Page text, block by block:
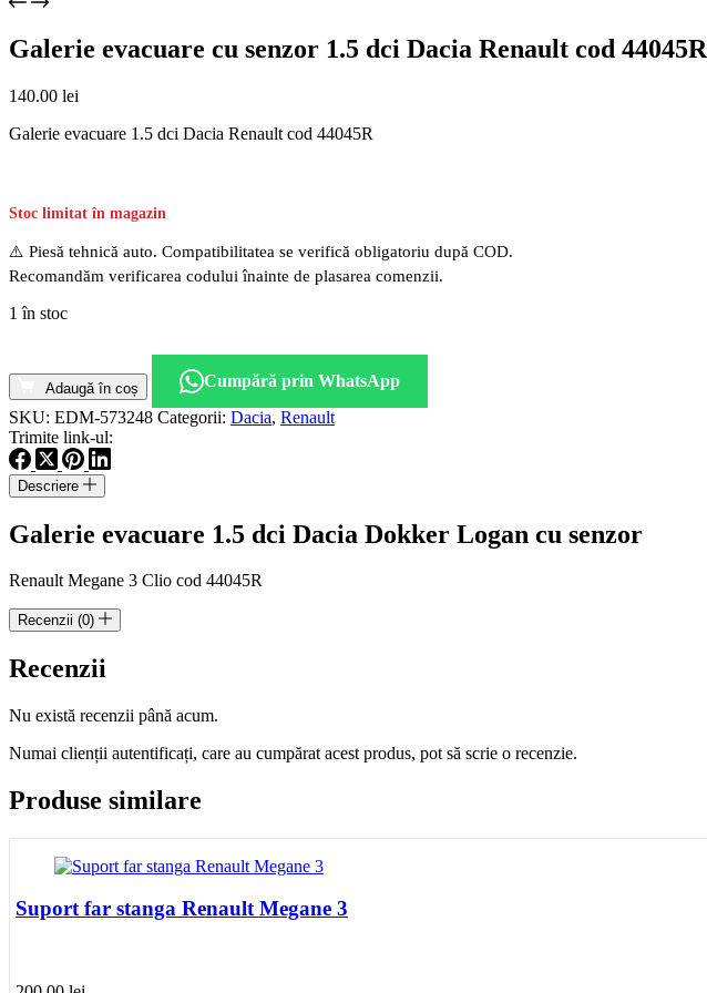
Galerie evacuare cu senzor 1.5 dci Dacia Renault cod 44045R
140.00 lei
Galerie evacuare 1.5 dci Dacia Renault cod 44045R
Stoc limitat în magazin
⚠️ Piesă tehnică auto. Compatibilitatea se verifică obligatoriu după COD.
Recomandăm verificarea codului înainte de plasarea comenzii.
1 în stoc
Galerie
evacuare
cu
senzor
1.5
dci
Dacia
cod
44045R
Adaugă în coș
Cumpără prin WhatsApp
SKU: EDM-573248 Categorii: Dacia, Renault
Trimite link-ul:
Descriere
Galerie evacuare 1.5 dci Dacia Dokker Logan cu senzor
Renault Megane 3 Clio cod 44045R
Recenzii (0)
Recenzii
Nu există recenzii până acum.
Numai clienții autentificați, care au cumpărat acest produs, pot să scrie o recenzie.
Produse similare
Suport far stanga Renault Megane 3